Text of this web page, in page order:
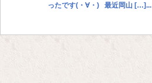
ったです(・∀・) 最近岡山 […]...